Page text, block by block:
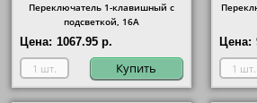
Переключатель 1-клавишный с
подсветкой, 16А
Цена: 1067.95 р.
Купить
Цена: